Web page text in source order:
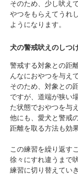
そのため、少し吠え
やつをもらえてうれ
ようになります。
犬の警戒吠えのしつ
警戒する対象との距
んなにおやつを与え
そのため、対象との
ですが、道端が狭い
た状態でおやつを与
他にも、愛犬と警戒
距離を取る方法も効
この練習を繰り返す
徐々にすれ違うまで
練習に切り替えてい